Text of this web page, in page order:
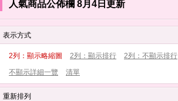
人氣商品公佈欄 8月4日更新
表示方式
2列：顯示略縮圖 2列：顯示排行 2列：不顯示排行
不顯示詳細一覽
清單
重新排列